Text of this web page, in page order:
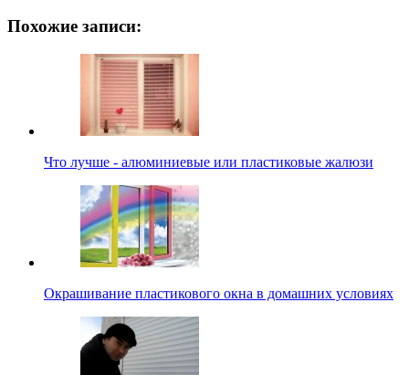
Похожие записи:
Что лучше - алюминиевые или пластиковые жалюзи
Окрашивание пластикового окна в домашних условиях